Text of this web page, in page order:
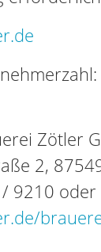
Zötler
2,
9210 oder